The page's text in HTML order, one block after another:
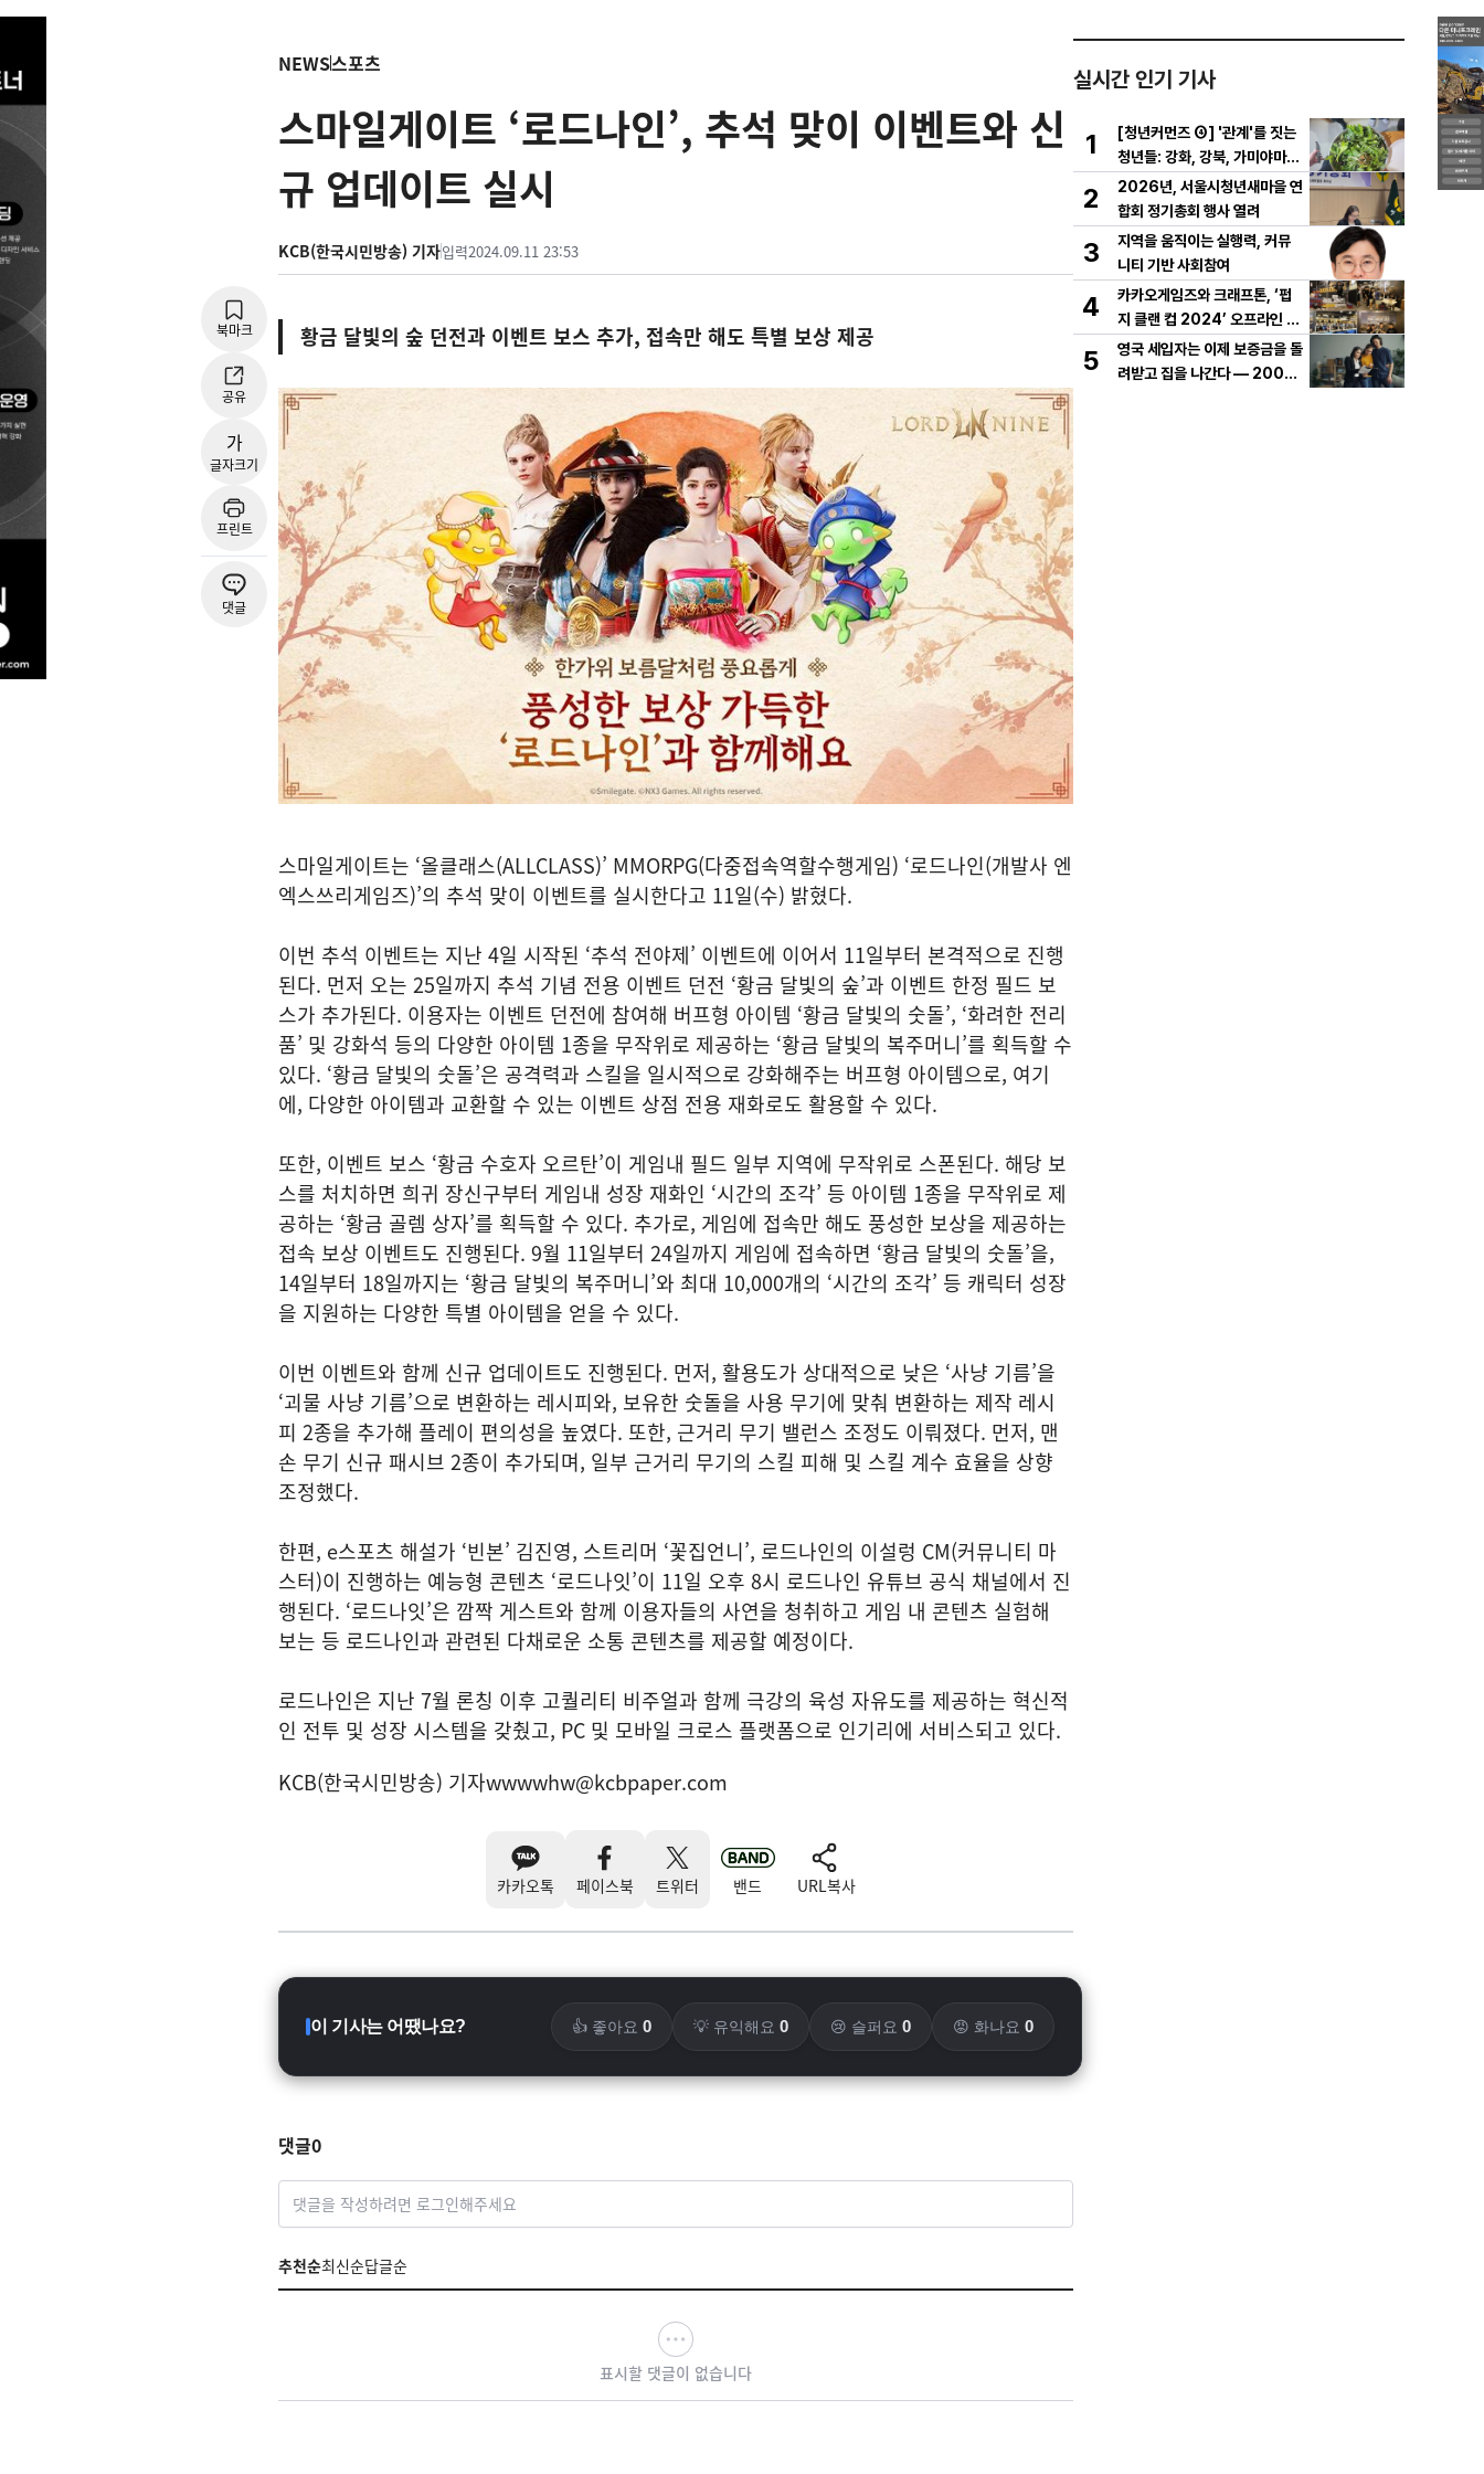
NEWS스포츠
스마일게이트 ‘로드나인’, 추석 맞이 이벤트와 신
규 업데이트 실시
KCB(한국시민방송) 기자입력2024.09.11 23:53
북마크
공유
가
글자크기
프린트
댓글
황금 달빛의 숲 던전과 이벤트 보스 추가, 접속만 해도 특별 보상 제공
스마일게이트는 ‘올클래스(ALLCLASS)’ MMORPG(다중접속역할수행게임) ‘로드나인(개발사 엔
엑스쓰리게임즈)’의 추석 맞이 이벤트를 실시한다고 11일(수) 밝혔다.
이번 추석 이벤트는 지난 4일 시작된 ‘추석 전야제’ 이벤트에 이어서 11일부터 본격적으로 진행
된다. 먼저 오는 25일까지 추석 기념 전용 이벤트 던전 ‘황금 달빛의 숲’과 이벤트 한정 필드 보
스가 추가된다. 이용자는 이벤트 던전에 참여해 버프형 아이템 ‘황금 달빛의 숫돌’, ‘화려한 전리
품’ 및 강화석 등의 다양한 아이템 1종을 무작위로 제공하는 ‘황금 달빛의 복주머니’를 획득할 수
있다. ‘황금 달빛의 숫돌’은 공격력과 스킬을 일시적으로 강화해주는 버프형 아이템으로, 여기
에, 다양한 아이템과 교환할 수 있는 이벤트 상점 전용 재화로도 활용할 수 있다.
또한, 이벤트 보스 ‘황금 수호자 오르탄’이 게임내 필드 일부 지역에 무작위로 스폰된다. 해당 보
스를 처치하면 희귀 장신구부터 게임내 성장 재화인 ‘시간의 조각’ 등 아이템 1종을 무작위로 제
공하는 ‘황금 골렘 상자’를 획득할 수 있다. 추가로, 게임에 접속만 해도 풍성한 보상을 제공하는
접속 보상 이벤트도 진행된다. 9월 11일부터 24일까지 게임에 접속하면 ‘황금 달빛의 숫돌’을,
14일부터 18일까지는 ‘황금 달빛의 복주머니’와 최대 10,000개의 ‘시간의 조각’ 등 캐릭터 성장
을 지원하는 다양한 특별 아이템을 얻을 수 있다.
이번 이벤트와 함께 신규 업데이트도 진행된다. 먼저, 활용도가 상대적으로 낮은 ‘사냥 기름’을
‘괴물 사냥 기름’으로 변환하는 레시피와, 보유한 숫돌을 사용 무기에 맞춰 변환하는 제작 레시
피 2종을 추가해 플레이 편의성을 높였다. 또한, 근거리 무기 밸런스 조정도 이뤄졌다. 먼저, 맨
손 무기 신규 패시브 2종이 추가되며, 일부 근거리 무기의 스킬 피해 및 스킬 계수 효율을 상향
조정했다.
한편, e스포츠 해설가 ‘빈본’ 김진영, 스트리머 ‘꽃집언니’, 로드나인의 이설렁 CM(커뮤니티 마
스터)이 진행하는 예능형 콘텐츠 ‘로드나잇’이 11일 오후 8시 로드나인 유튜브 공식 채널에서 진
행된다. ‘로드나잇’은 깜짝 게스트와 함께 이용자들의 사연을 청취하고 게임 내 콘텐츠 실험해
보는 등 로드나인과 관련된 다채로운 소통 콘텐츠를 제공할 예정이다.
로드나인은 지난 7월 론칭 이후 고퀄리티 비주얼과 함께 극강의 육성 자유도를 제공하는 혁신적
인 전투 및 성장 시스템을 갖췄고, PC 및 모바일 크로스 플랫폼으로 인기리에 서비스되고 있다.
KCB(한국시민방송) 기자wwwwhw@kcbpaper.com
카카오톡 페이스북 트위터 밴드 URL복사
이 기사는 어땠나요? 👍 좋아요 0 💡 유익해요 0 😢 슬퍼요 0 😡 화나요 0
댓글0
댓글을 작성하려면 로그인해주세요
추천순최신순답글순
표시할 댓글이 없습니다
실시간 인기 기사
1
[청년커먼즈 ④] '관계'를 짓는
청년들: 강화, 강북, 가미야마의
실험
2
2026년, 서울시청년새마을 연
합회 정기총회 행사 열려
3
지역을 움직이는 실행력, 커뮤
니티 기반 사회참여
4
카카오게임즈와 크래프톤, ‘펍
지 클랜 컵 2024’ 오프라인 결
선 성료
5
영국 세입자는 이제 보증금을 돌
려받고 집을 나간다 — 2007